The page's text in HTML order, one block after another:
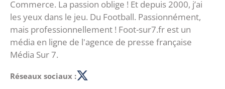
Commerce. La passion oblige ! Et depuis 2000, j’ai
les yeux dans le jeu. Du Football. Passionnément,
mais professionnellement ! Foot-sur7.fr est un
média en ligne de l'agence de presse française
Média Sur 7.
Réseaux sociaux :